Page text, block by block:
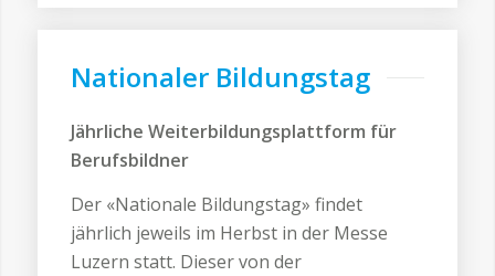
Nationaler Bildungstag
Jährliche Weiterbildungsplattform für
Berufsbildner
Der «Nationale Bildungstag» findet
jährlich jeweils im Herbst in der Messe
Luzern statt. Dieser von der